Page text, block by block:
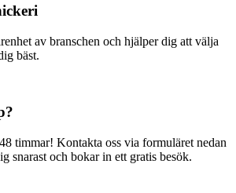
av branschen och hjälper dig att välja
bäst.
timmar! Kontakta oss via formuläret nedan
snarast och bokar in ett gratis besök.